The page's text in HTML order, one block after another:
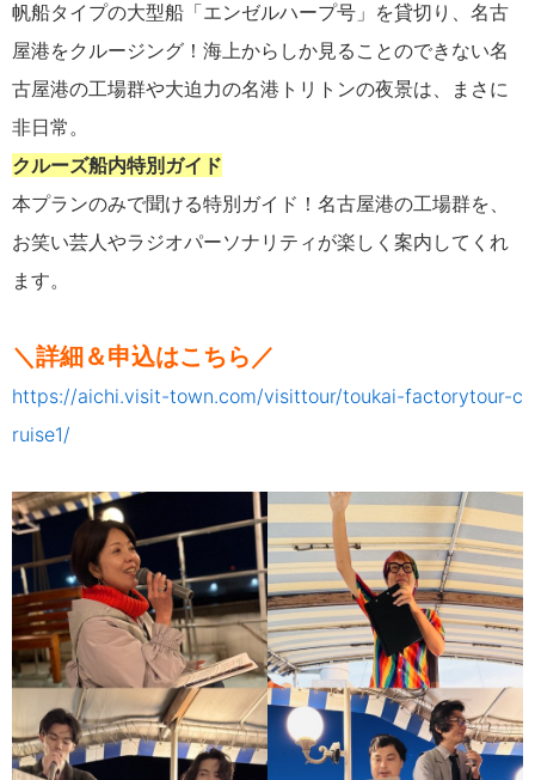
帆船タイプの大型船「エンゼルハープ号」を貸切り、名古
屋港をクルージング！海上からしか見ることのできない名
古屋港の工場群や大迫力の名港トリトンの夜景は、まさに
非日常。
クルーズ船内特別ガイド
本プランのみで聞ける特別ガイド！名古屋港の工場群を、
お笑い芸人やラジオパーソナリティが楽しく案内してくれ
ます。
＼詳細＆申込はこちら／
https://aichi.visit-town.com/visittour/toukai-factorytour-c
ruise1/